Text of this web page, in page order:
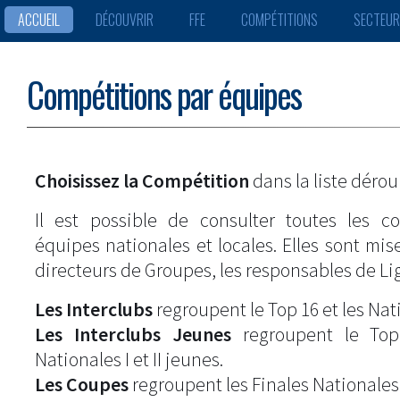
ACCUEIL DÉCOUVRIR FFE COMPÉTITIONS
Compétitions par équipes
Choisissez la Compétition dans la liste
Il est possible de consulter toutes les
équipes nationales et locales. Elles sont
directeurs de Groupes, les responsables de
Les Interclubs regroupent le Top 16 et les
Les Interclubs Jeunesregroupent le
Nationales I et II jeunes.
Les Coupes regroupent les Finales